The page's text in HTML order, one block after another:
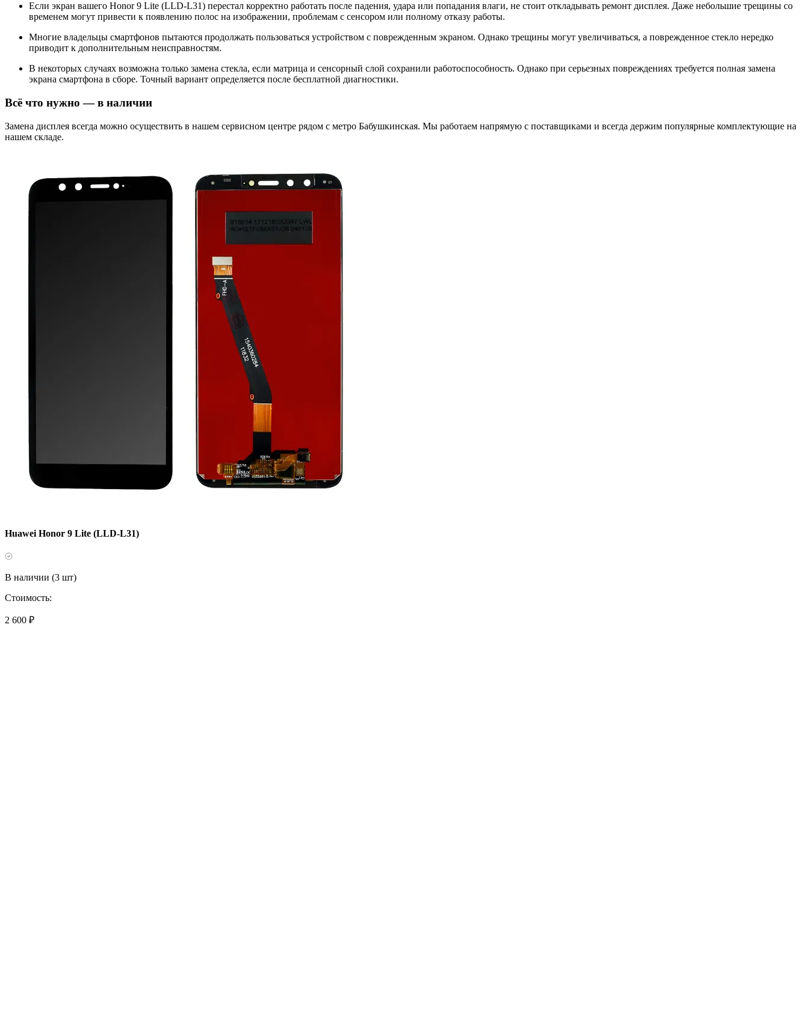
Если экран вашего Honor 9 Lite (LLD-L31) перестал корректно работать после падения, удара или попадания влаги, не стоит откладывать ремонт дисплея. Даже небольшие трещины со
временем могут привести к появлению полос на изображении, проблемам с сенсором или полному отказу работы.
Многие владельцы смартфонов пытаются продолжать пользоваться устройством с поврежденным экраном. Однако трещины могут увеличиваться, а поврежденное стекло нередко
приводит к дополнительным неисправностям.
В некоторых случаях возможна только замена стекла, если матрица и сенсорный слой сохранили работоспособность. Однако при серьезных повреждениях требуется полная замена
экрана смартфона в сборе. Точный вариант определяется после бесплатной диагностики.
Всё что нужно — в наличии
Замена дисплея всегда можно осуществить в нашем сервисном центре рядом с метро Бабушкинская. Мы работаем напрямую с поставщиками и всегда держим популярные комплектующие на
нашем складе.
Huawei Honor 9 Lite (LLD-L31)
В наличии (3 шт)
Стоимость:
2 600 ₽